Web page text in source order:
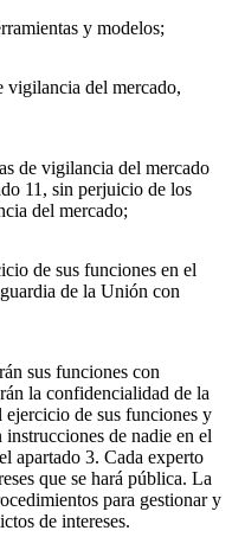
y modelos;
vigilancia del mercado,
de vigilancia del mercado
11, sin perjuicio de los
del mercado;
de sus funciones en el
de la Unión con
sus funciones con
la confidencialidad de la
de sus funciones y
de nadie en el
apartado 3. Cada experto
que se hará pública. La
para gestionar y
de intereses.